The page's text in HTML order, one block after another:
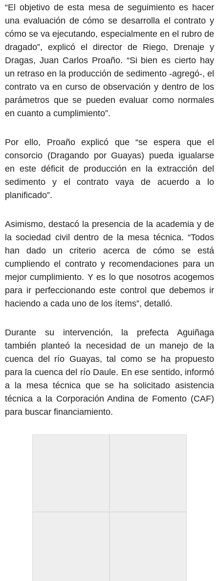
“El objetivo de esta mesa de seguimiento es hacer
una evaluación de cómo se desarrolla el contrato y
cómo se va ejecutando, especialmente en el rubro de
dragado”, explicó el director de Riego, Drenaje y
Dragas, Juan Carlos Proaño. “Si bien es cierto hay
un retraso en la producción de sedimento -agregó-, el
contrato va en curso de observación y dentro de los
parámetros que se pueden evaluar como normales
en cuanto a cumplimiento”.
Por ello, Proaño explicó que “se espera que el
consorcio (Dragando por Guayas) pueda igualarse
en este déficit de producción en la extracción del
sedimento y el contrato vaya de acuerdo a lo
planificado”.
Asimismo, destacó la presencia de la academia y de
la sociedad civil dentro de la mesa técnica. “Todos
han dado un criterio acerca de cómo se está
cumpliendo el contrato y recomendaciones para un
mejor cumplimiento. Y es lo que nosotros acogemos
para ir perfeccionando este control que debemos ir
haciendo a cada uno de los ítems”, detalló.
Durante su intervención, la prefecta Aguiñaga
también planteó la necesidad de un manejo de la
cuenca del río Guayas, tal como se ha propuesto
para la cuenca del río Daule. En ese sentido, informó
a la mesa técnica que se ha solicitado asistencia
técnica a la Corporación Andina de Fomento (CAF)
para buscar financiamiento.